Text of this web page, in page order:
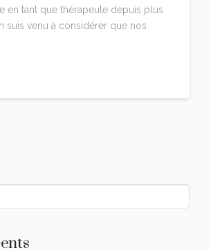
en tant que thérapeute depuis plus
suis venu à considérer que nos